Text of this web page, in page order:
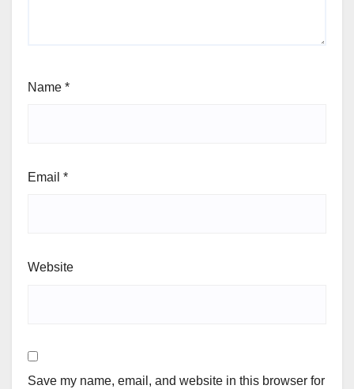
Name *
Email *
Website
Save my name, email, and website in this browser for